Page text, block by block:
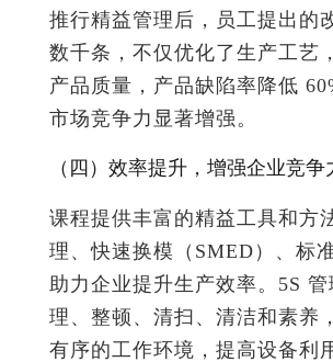
推行精益管理后，员工提出的
数千条，不仅优化了生产工艺
产品质量，产品缺陷率降低
市场竞争力显著增强。
（四）效率提升，增强企业竞争
课程提供丰富的精益工具和方
理、快速换模（SMED）、标
助力企业提升生产效率。5S
理、整顿、清扫、清洁和素养
有序的工作环境，提高设备利